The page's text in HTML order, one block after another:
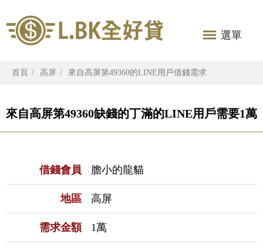
選單
首頁 高屏 來自高屏第49360的LINE用戶借錢需求
來自高屏第49360缺錢的丁滿的LINE用戶需要1萬
借錢會員 膽小的龍貓
地區 高屏
需求金額 1萬